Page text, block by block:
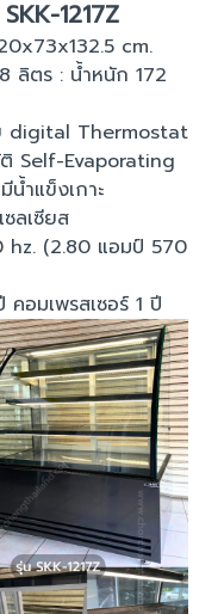
1217Z
cm.
ลิตร : น้ำหนัก 172
digital Thermostat
ติ Self-Evaporating
น้ำแข็งเกาะ
ลเซียส
hz. (2.80 แอมป์ 570
คอมเพรสเซอร์ 1 ปี